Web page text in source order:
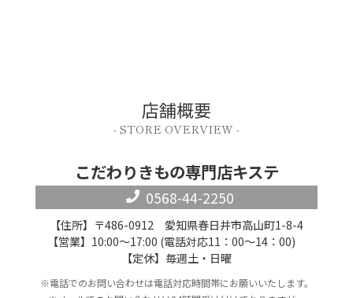
店舗概要
- STORE OVERVIEW -
こだわりきもの専門店キステ
0568-44-2250
【住所】〒486-0912 愛知県春日井市高山町1-8-4
【営業】10:00～17:00 (電話対応11：00～14：00)
【定休】毎週土・日曜
※電話でのお問い合わせは電話対応時間帯にお願いいたします。